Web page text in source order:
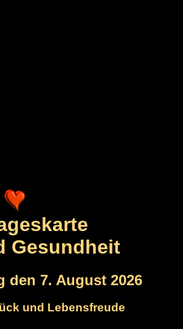
Gesundheit
den 7. August 2026
und Lebensfreude